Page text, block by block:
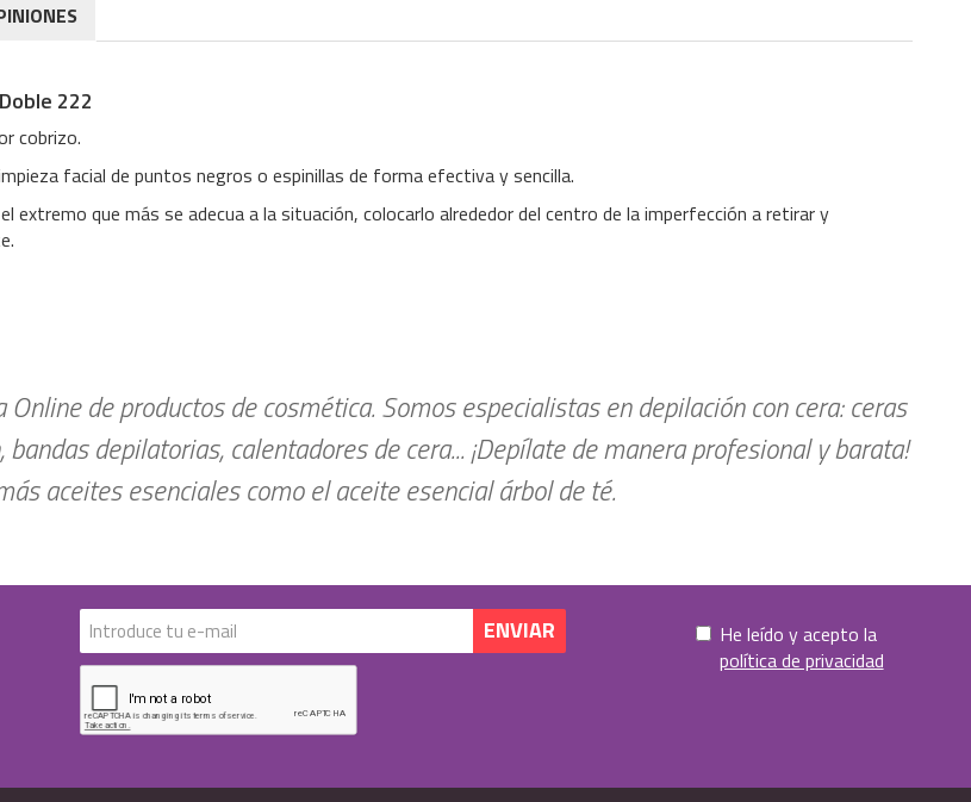
222
cobrizo.
facial de puntos negros o espinillas de forma efectiva y sencilla.
extremo que más se adecua a la situación, colocarlo alrededor del centro de la imperfección a retirar y
Online de productos de cosmética. Somos especialistas en depilación con cera: ceras
bandas depilatorias, calentadores de cera... ¡Depílate de manera profesional y barata!
aceites esenciales como el aceite esencial árbol de té.
He leído y acepto la
política de privacidad